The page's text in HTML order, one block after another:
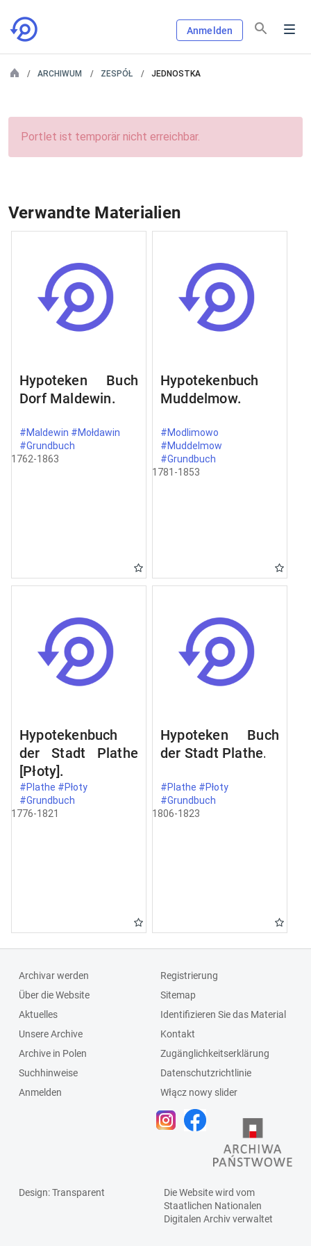
Anmelden
ARCHIWUM ZESPÓŁ JEDNOSTKA
Portlet ist temporär nicht erreichbar.
Verwandte Materialien
Hypoteken Buch
Dorf Maldewin.
#Maldewin #Mołdawin
#Grundbuch
1762-1863
Hypotekenbuch
Muddelmow.
#Modlimowo
#Muddelmow
#Grundbuch
1781-1853
Hypotekenbuch
der Stadt Plathe
[Płoty].
#Plathe #Płoty
#Grundbuch
1776-1821
Hypoteken Buch
der Stadt Plathe.
#Plathe #Płoty
#Grundbuch
1806-1823
Archivar werden
Über die Website
Aktuelles
Unsere Archive
Archive in Polen
Suchhinweise
Anmelden
Registrierung
Sitemap
Identifizieren Sie das Material
Kontakt
Zugänglichkeitserklärung
Datenschutzrichtlinie
Włącz nowy slider
Design: Transparent
Die Website wird vom
Staatlichen Nationalen
Digitalen Archivverwaltet